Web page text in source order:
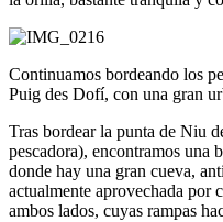
Continuamos bordeando los
Puig des Dofí, con una gran
Tras bordear la punta de Niu
pescadora), encontramos una
donde hay una gran cueva,
actualmente aprovechada por
ambos lados, cuyas rampas